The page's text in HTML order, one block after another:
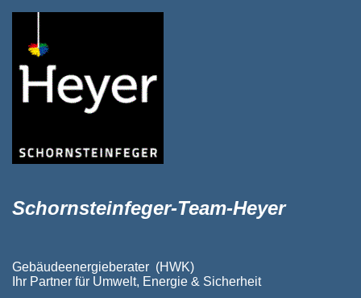
Schornsteinfeger-Team-Heyer
Gebäudeenergieberater (HWK)
Ihr Partner für Umwelt, Energie & Sicherheit